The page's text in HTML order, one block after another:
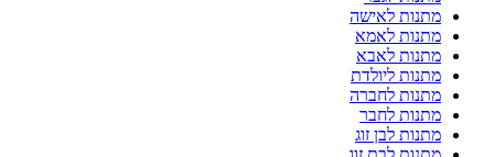
מתנות לאישה
מתנות לאמא
מתנות לאבא
מתנות ליולדת
מתנות לחברה
מתנות לחבר
מתנות לבן זוג